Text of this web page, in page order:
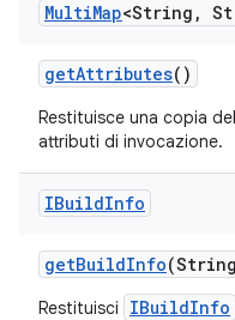
MultiMap<String ,
getAttributes()
Restituisce una copia
attributi di invocazione.
IBuildInfo
getBuildInfo
Restituisci IBuildInfo